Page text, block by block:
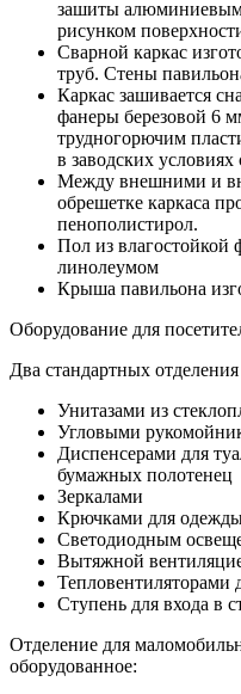
зашиты
рисунком
Сварной каркас
труб. Стены
Каркас зашивается
фанеры березовой 6
трудногорючим
в заводских
Между внешними и
обрешетке каркаса
пенополистирол.
Пол из
линолеумом
Крыша павильона
Оборудование для
Два стандартных
Унитазами из
Угловыми
Диспенсерами для
бумажных полотенец
Зеркалами
Крючками для
Светодиодным
Вытяжной
Тепловентиляторами
Ступень для входа в
Отделение для
оборудованное: